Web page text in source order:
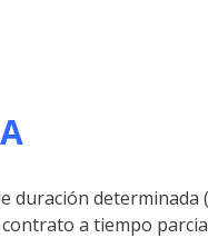
duración determinada
a tiempo